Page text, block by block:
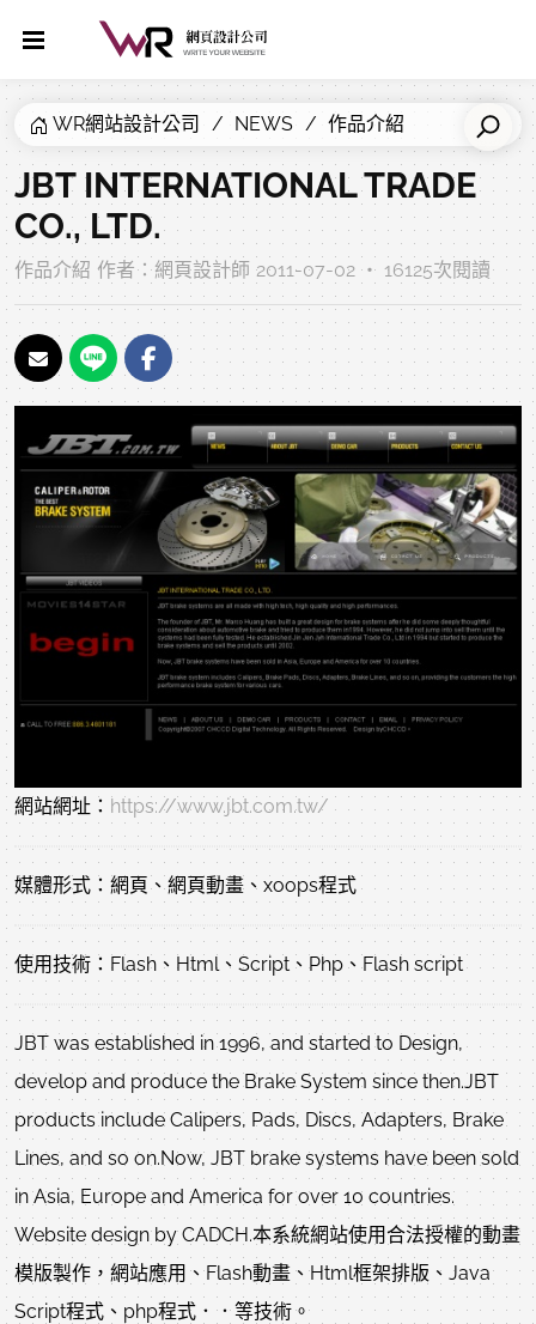
WR網站設計公司 NEWS 作品介紹
JBT INTERNATIONAL TRADE
CO., LTD.
作品介紹 作者：網頁設計師 2011-07-02 ‧ 16125次閱讀
網站網址： https://www.jbt.com.tw/
媒體形式：網頁、網頁動畫、xoops程式
使用技術：Flash、Html、Script、Php、Flash script
JBT was established in 1996, and started to Design,
develop and produce the Brake System since then.JBT
products include Calipers, Pads, Discs, Adapters, Brake
Lines, and so on.Now, JBT brake systems have been sold
in Asia, Europe and America for over 10 countries.
Website design by CADCH.本系統網站使用合法授權的動畫
模版製作，網站應用、Flash動畫、Html框架排版、Java
Script程式、php程式．．等技術。